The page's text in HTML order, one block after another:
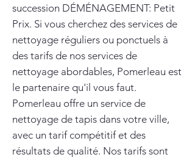
succession DÉMÉNAGEMENT: Petit
Prix. Si vous cherchez des services de
nettoyage réguliers ou ponctuels à
des tarifs de nos services de
nettoyage abordables, Pomerleau est
le partenaire qu'il vous faut.
Pomerleau offre un service de
nettoyage de tapis dans votre ville,
avec un tarif compétitif et des
résultats de qualité. Nos tarifs sont